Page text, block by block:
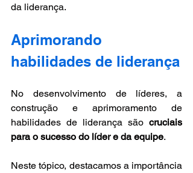
da liderança.
Aprimorando
habilidades de liderança
No desenvolvimento de líderes, a
construção e aprimoramento de
habilidades de liderança são cruciais
para o sucesso do líder e da equipe.
Neste tópico, destacamos a importância